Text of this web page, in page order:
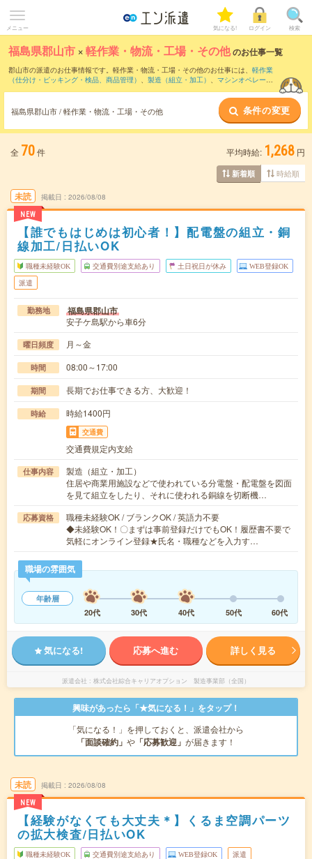
メニュー 気になる! ログイン 検索
福島県郡山市 ×軽作業・物流・工場・その他のお仕事一覧
郡山市の派遣のお仕事情報です。軽作業・物流・工場・その他のお仕事には、 軽作業
（仕分け・ピッキング・検品、商品管理） 、 製造（組立・加工） 、 マシンオペレータ
福島県郡山市 / 軽作業・物流・工場・その他 条件の変更
全 70件 平均時給: 1,268 円
新着順 時給順
未読
NEW
掲載日 2026/08/08
【誰でもはじめは初心者！】配電盤の組立・銅
線加工/日払いOK
職種未経験OK 交通費別途支給あり 土日祝日が休み WEB登録OK
派遣
勤務地 福島県郡山市
安子ケ島駅から車6分
曜日頻度 月～金
時間 08:00～17:00
期間 長期でお仕事できる方、大歓迎！
時給 時給1400円
交通費
交通費規定内支給
仕事内容
製造（組立・加工）
住居や商業用施設などで使われている分電盤・配電盤を図面
を見て組立をしたり、それに使われる銅線を切断機…
応募資格
職種未経験OK / ブランクOK / 英語力不要
◆未経験OK！〇まずは事前登録だけでもOK！履歴書不要で
気軽にオンライン登録★氏名・職種などを入力す…
職場の雰囲気
年齢層
20代
30代 40代 50代 60代
気になる! 応募へ進む 詳しく見る
派遣会社 株式会社綜合キャリアオプション 製造事業部（全国）
興味があったら「★気になる！」をタップ！
「気になる！」を押しておくと、派遣会社から
「面談確約」 や 「応募歓迎」 が届きます！
未読
NEW
掲載日 2026/08/08
【経験がなくても大丈夫＊】くるま空調パーツ
の拡大検査/日払いOK
職種未経験OK 交通費別途支給あり WEB登録OK 派遣